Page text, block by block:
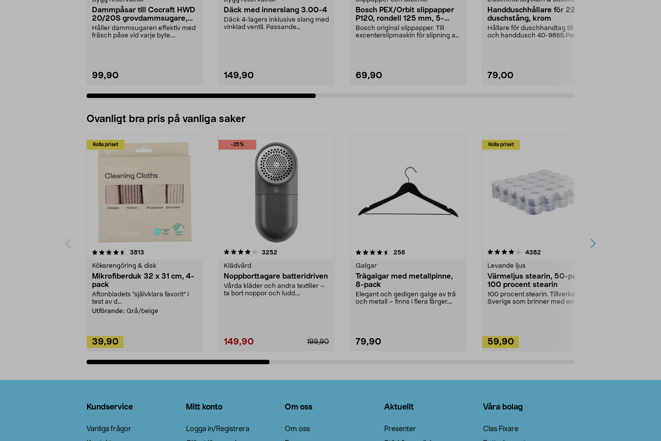
Dammpåsar till Cocraft HWD
20/20S grovdammsugare,
5-pack
Håller dammsugaren effektiv med
fräsch påse vid varje byte.
99,90
Däck med innerslang 3.00-4
Däck 4-lagers inklusive slang med
vinklad ventil. Passande
149,90
Bosch PEX/Orbit slippapper
P120, rondell 125 mm, 5-
pack
Bosch original slippapper. Till
excenterslipmaskin för slipning av
69,90
Handduschhållare för 22 mm
duschstång, krom
Hållare för duschhandtag till tak-
och handdusch 40-9865.Passar
79,00
Ovanligt bra pris på vanliga saker
Kolla priset
3813
Köksrengöring & disk
Mikrofiberduk 32 x 31 cm, 4-
pack
Aftonbladets "självklara favorit” i
test av d...
Utförande: Grå/beige
39,90
-25%
4.0av 5 stjärnor 3252
Klädvård
Noppborttagare batteridriven
Vårda kläder och andra textilier –
ta bort noppor och ludd.
199,90
149,90
4.5av 5 stjärnor 256recensioner
Galgar
Trägalgar med metallpinne,
8-pack
Elegant och gedigen galge av trä
och metall – finns i flera färger.
79,90
Kolla priset
4.0av 5 stjärnor 4382
Levande ljus
Värmeljus stearin, 50-pack,
100 procent stearin
100 procent stearin. Tillverkade i
Sverige som brinner med en
59,90
4.5av 5 stjärnor
Kundservice
Vanliga frågor
Mitt konto
Logga in/Registrera
Om oss
Om oss
Aktuellt
Presenter
Våra bolag
Clas Fixare